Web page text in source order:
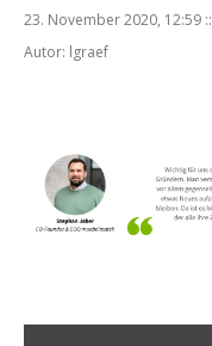
23. November 2020, 12:59 ::
Autor: lgraef